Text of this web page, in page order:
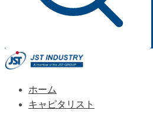
ホーム
キャピタリスト